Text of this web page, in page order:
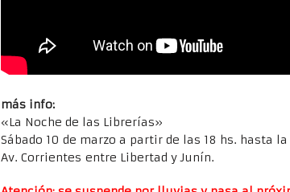
más info:
«La Noche de las Librerías»
Sábado 10 de marzo a partir de las 18 hs. hasta
Av. Corrientes entre Libertad y Junín.